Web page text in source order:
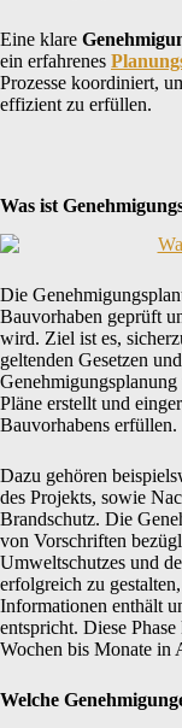
Eine klare
ein erfahrenes
Prozesse koordiniert,
effizient zu erfüllen.
Was ist
Die
Bauvorhaben geprüft
wird. Ziel ist es,
geltenden Gesetzen
Pläne erstellt und
Bauvorhabens erfüllen.
Dazu gehören
des Projekts, sowie
Brandschutz. Die
von Vorschriften
Umweltschutzes und
erfolgreich zu
Informationen enthält
entspricht. Diese
Wochen bis Monate in
Welche